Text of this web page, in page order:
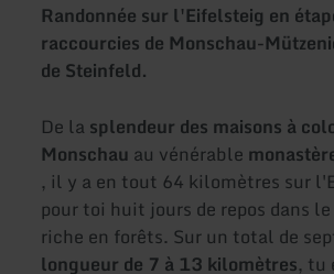
Randonnée sur l'Eifelsteig en
raccourcies de Monschau-
de Steinfeld.
De la splendeur des maisons à
Monschau au vénérable
, il y a en tout 64 kilomètres sur
pour toi huit jours de repos dans
riche en forêts. Sur un total de
longueur de 7 à 13 kilomètres, tu